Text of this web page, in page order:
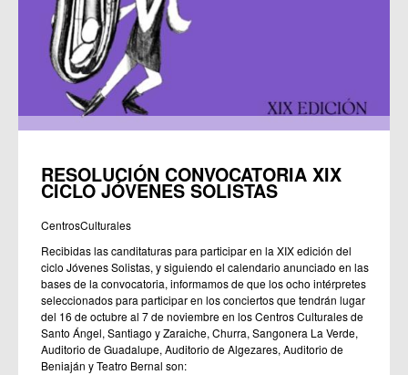
RESOLUCIÓN CONVOCATORIA XIX
CICLO JÓVENES SOLISTAS
CentrosCulturales
Recibidas las canditaturas para participar en la XIX edición del
ciclo Jóvenes Solistas, y siguiendo el calendario anunciado en las
bases de la convocatoria, informamos de que los ocho intérpretes
seleccionados para participar en los conciertos que tendrán lugar
del 16 de octubre al 7 de noviembre en los Centros Culturales de
Santo Ángel, Santiago y Zaraiche, Churra, Sangonera La Verde,
Auditorio de Guadalupe, Auditorio de Algezares, Auditorio de
Beniaján y Teatro Bernal son: